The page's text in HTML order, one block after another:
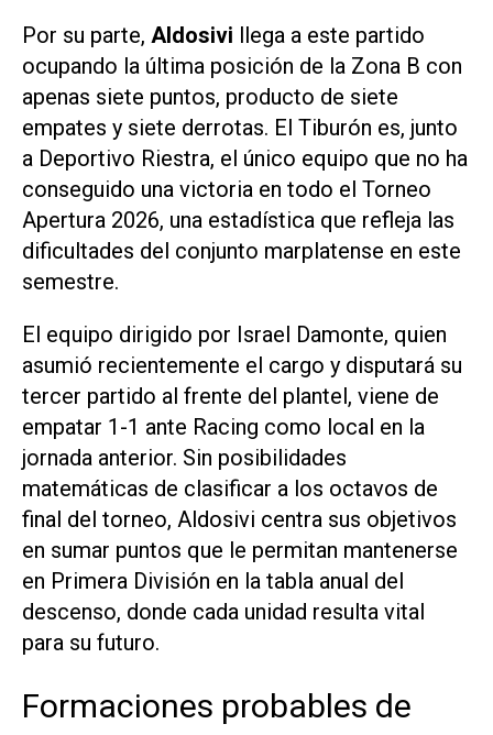
Por su parte, Aldosivi llega a este partido
ocupando la última posición de la Zona B con
apenas siete puntos, producto de siete
empates y siete derrotas. El Tiburón es, junto
a Deportivo Riestra, el único equipo que no ha
conseguido una victoria en todo el Torneo
Apertura 2026, una estadística que refleja las
dificultades del conjunto marplatense en este
semestre.
El equipo dirigido por Israel Damonte, quien
asumió recientemente el cargo y disputará su
tercer partido al frente del plantel, viene de
empatar 1-1 ante Racing como local en la
jornada anterior. Sin posibilidades
matemáticas de clasificar a los octavos de
final del torneo, Aldosivi centra sus objetivos
en sumar puntos que le permitan mantenerse
en Primera División en la tabla anual del
descenso, donde cada unidad resulta vital
para su futuro.
Formaciones probables de